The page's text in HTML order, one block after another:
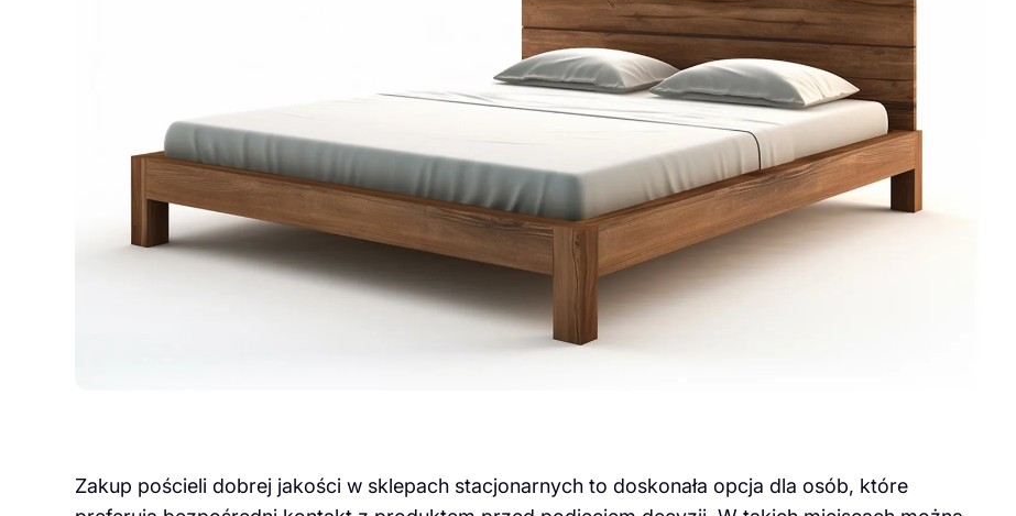
Zakup pościeli dobrej jakości w sklepach stacjonarnych to doskonała opcja dla osób, które